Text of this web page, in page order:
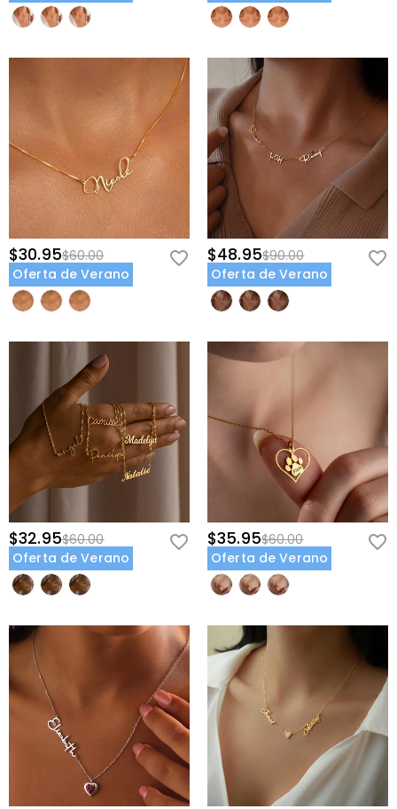
$30.95$60.00
Oferta de Verano
$48.95$90.00
Oferta de Verano
$32.95$60.00
Oferta de Verano
$35.95$60.00
Oferta de Verano